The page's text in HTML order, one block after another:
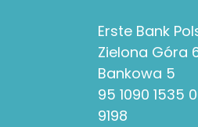
Erste Bank
Zielona Góra
Bankowa 5
95 1090 1535
9198